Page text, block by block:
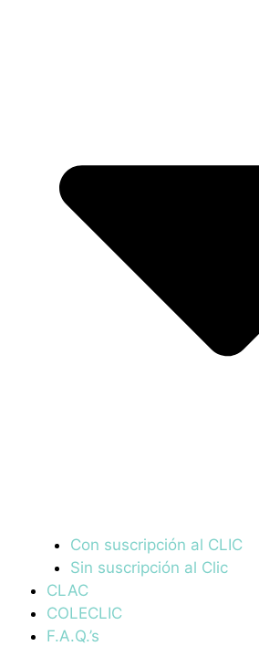
Con suscripción al CLIC
Sin suscripción al Clic
CLAC
COLECLIC
F.A.Q.’s